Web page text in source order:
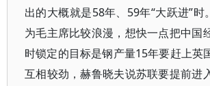
出的大概就是58年、59年“大跃进”时
为毛主席比较浪漫，想快一点把中国
时锁定的目标是钢产量15年要赶上英
互相较劲，赫鲁晓夫说苏联要提前进